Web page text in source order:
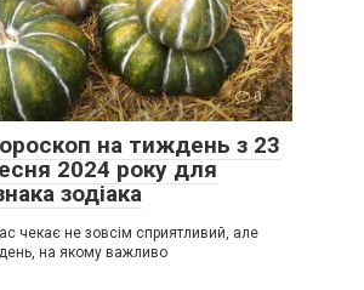
0
на тиждень з 23
2024 року для
зодіака
чекає не зовсім сприятливий, але
на якому важливо